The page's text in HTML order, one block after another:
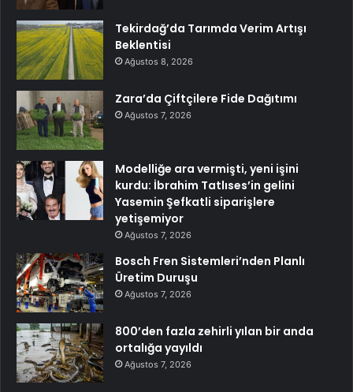
Tekirdağ’da Tarımda Verim Artışı
Beklentisi
Ağustos 8, 2026
Zara’da Çiftçilere Fide Dağıtımı
Ağustos 7, 2026
Modelliğe ara vermişti, yeni işini
kurdu: İbrahim Tatlıses’in gelini
Yasemin Şefkatli siparişlere
yetişemiyor
Ağustos 7, 2026
Bosch Fren Sistemleri’nden Planlı
Üretim Duruşu
Ağustos 7, 2026
800’den fazla zehirli yılan bir anda
ortalığa yayıldı
Ağustos 7, 2026